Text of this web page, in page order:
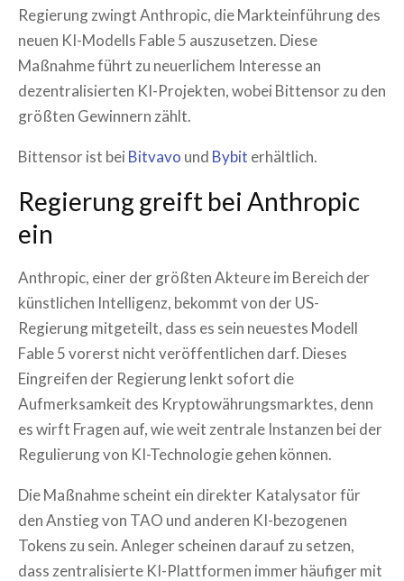
Regierung zwingt Anthropic, die Markteinführung des
neuen KI-Modells Fable 5 auszusetzen. Diese
Maßnahme führt zu neuerlichem Interesse an
dezentralisierten KI-Projekten, wobei Bittensor zu den
größten Gewinnern zählt.
Bittensor ist bei Bitvavo und Bybit erhältlich.
Regierung greift bei Anthropic
ein
Anthropic, einer der größten Akteure im Bereich der
künstlichen Intelligenz, bekommt von der US-
Regierung mitgeteilt, dass es sein neuestes Modell
Fable 5 vorerst nicht veröffentlichen darf. Dieses
Eingreifen der Regierung lenkt sofort die
Aufmerksamkeit des Kryptowährungsmarktes, denn
es wirft Fragen auf, wie weit zentrale Instanzen bei der
Regulierung von KI-Technologie gehen können.
Die Maßnahme scheint ein direkter Katalysator für
den Anstieg von TAO und anderen KI-bezogenen
Tokens zu sein. Anleger scheinen darauf zu setzen,
dass zentralisierte KI-Plattformen immer häufiger mit